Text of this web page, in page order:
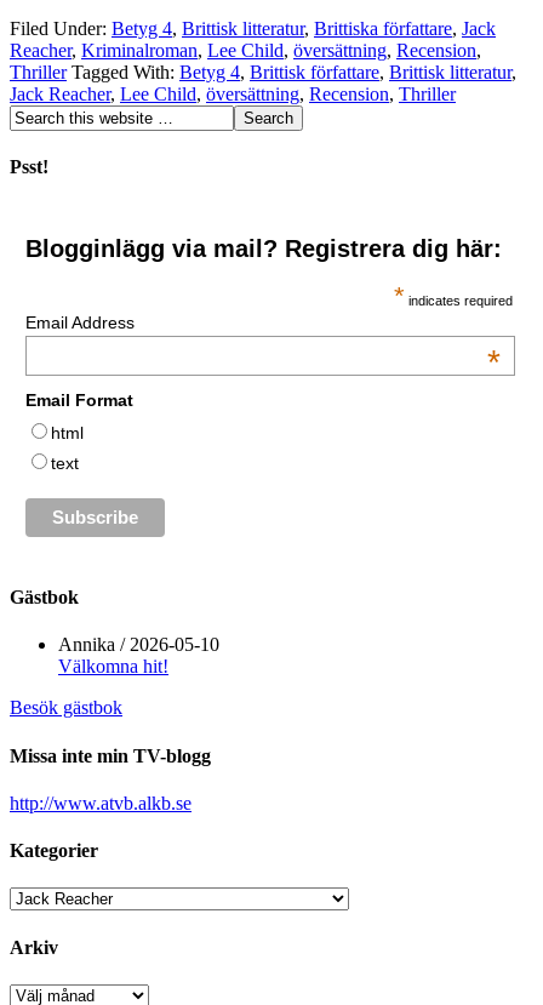
Filed Under: Betyg 4, Brittisk litteratur, Brittiska författare, Jack
Reacher, Kriminalroman, Lee Child, översättning, Recension,
Thriller Tagged With: Betyg 4, Brittisk författare, Brittisk litteratur,
Jack Reacher, Lee Child, översättning, Recension, Thriller
Psst!
Blogginlägg via mail? Registrera dig här:
* indicates required
Email Address
*
Email Format
html
text
Gästbok
Annika / 2026-05-10
Välkomna hit!
Besök gästbok
Missa inte min TV-blogg
http://www.atvb.alkb.se
Kategorier
Kategorier
Arkiv
Arkiv